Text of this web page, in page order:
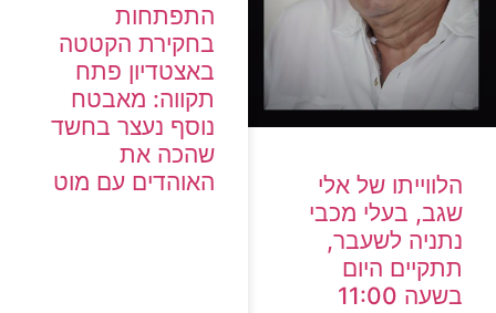
הלווייתו של אלי
שגב, בעלי מכבי
נתניה לשעבר,
תתקיים היום
בשעה 11:00
התפתחות
בחקירת הקטטה
באצטדיון פתח
תקווה: מאבטח
נוסף נעצר בחשד
שהכה את
האוהדים עם מוט